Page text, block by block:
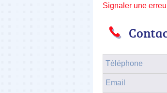
Signaler une
Téléphone
Email